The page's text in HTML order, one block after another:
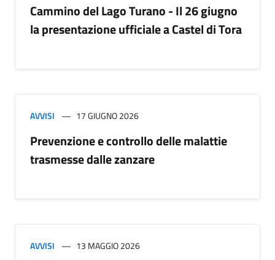
Cammino del Lago Turano - Il 26 giugno
la presentazione ufficiale a Castel di Tora
AVVISI 17 GIUGNO 2026
Prevenzione e controllo delle malattie
trasmesse dalle zanzare
AVVISI 13 MAGGIO 2026